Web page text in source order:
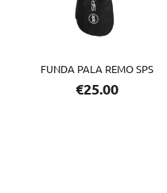
FUNDA PALA REMO SPS
€25.00